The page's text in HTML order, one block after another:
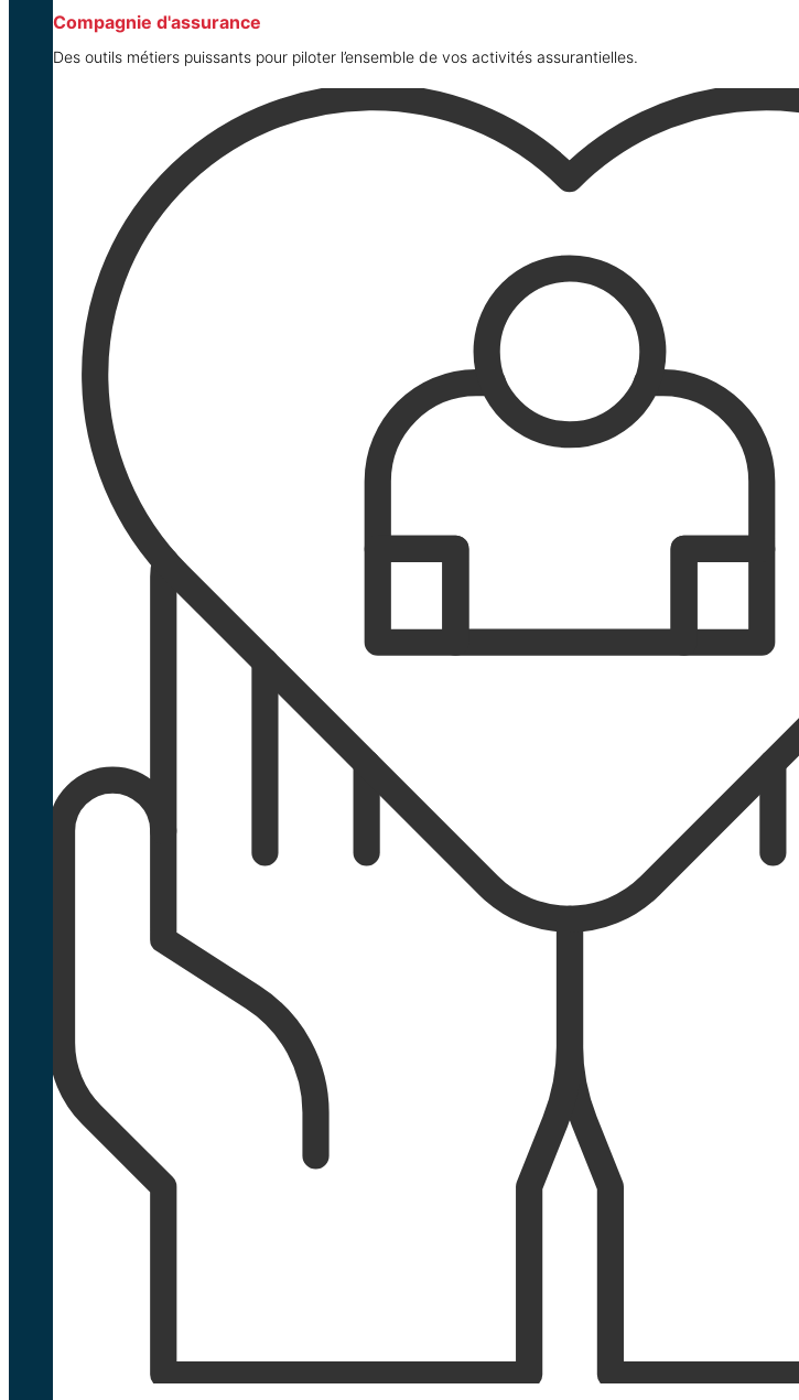
Compagnie d'assurance
Des outils métiers puissants pour piloter l’ensemble de vos activités assurantielles.